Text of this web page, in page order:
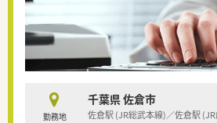
勤務地
千葉県 佐倉市
佐倉駅 (JR総武本線)／佐倉駅